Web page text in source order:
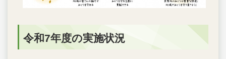
令和7年度の実施状況